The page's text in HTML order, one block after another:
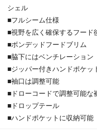
シェル
■フルシーム仕様
■視野を広く確保するフード
■ボンデッドフードブリム
■脇下にはベンチレーション
■ジッパー付きハンドポケッ
■袖口は調整可能
■ドローコードで調整可能な
■ドロップテール
■ハンドポケットに収納可能